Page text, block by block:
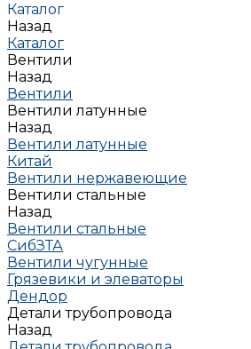
Каталог
Назад
Каталог
Вентили
Назад
Вентили
Вентили латунные
Назад
Вентили латунные
Китай
Вентили нержавеющие
Вентили стальные
Назад
Вентили стальные
СибЗТА
Вентили чугунные
Грязевики и элеваторы
Дендор
Детали трубопровода
Назад